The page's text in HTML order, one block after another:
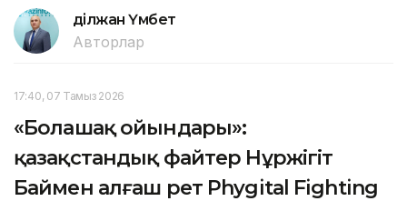
Әділжан Үмбет
Авторлар
17:40, 07 Тамыз 2026
«Болашақ ойындары»:
қазақстандық файтер Нұржігіт
Баймен алғаш рет Phygital Fighting